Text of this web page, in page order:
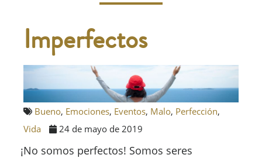
Imperfectos
Bueno, Emociones, Eventos, Malo, Perfección,
Vida
24 de mayo de 2019
¡No somos perfectos! Somos seres